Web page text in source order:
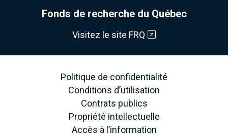
Fonds de recherche du Québec
Visitez le site FRQ
Politique de confidentialité
Conditions d’utilisation
Contrats publics
Propriété intellectuelle
Accès à l’information